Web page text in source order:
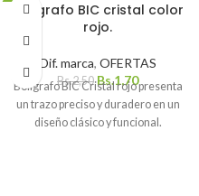
-32%Boligrafo BIC cristal color
rojo.
Dif. marca, OFERTAS
Bs.2,50 Bs.1,70
Bolígrafo BIC Cristal rojo presenta
un trazo preciso y duradero en un
diseño clásico y funcional.